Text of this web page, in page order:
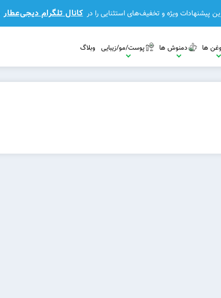
پیشنهادات ویژه و تخفیف‌های استثنایی را در کانال تلگرام دیجی‌عطار
ها دمنوش ها پوست/مو/زیبایی وبلاگ